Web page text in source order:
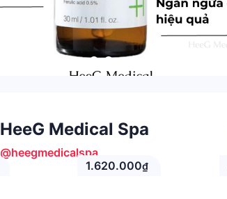
HeeG Medical Spa
@heegmedicalspa
1.620.000₫